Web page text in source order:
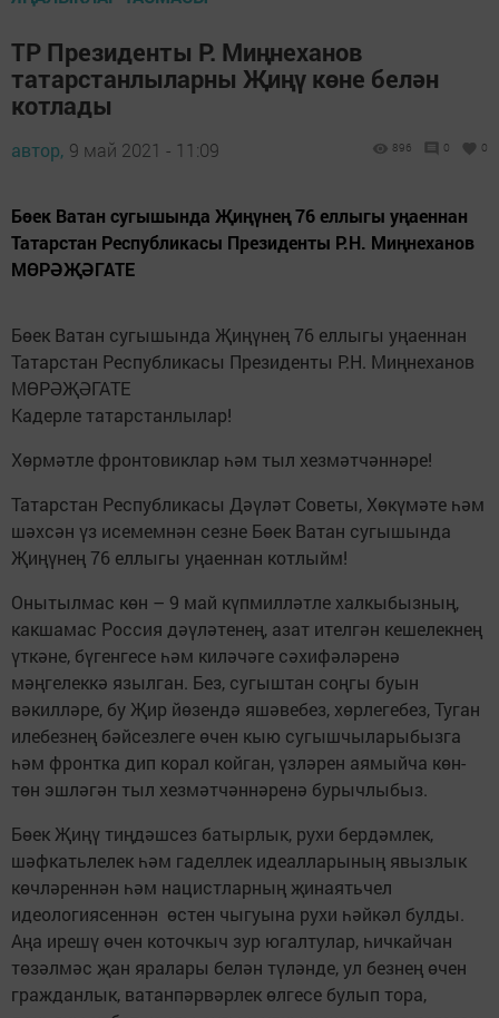
ТР Президенты Р. Миңнеханов
татарстанлыларны Җиңү көне белән
котлады
автор, 9 май 2021 - 11:09 896 0 0
Бөек Ватан сугышында Җиңүнең 76 еллыгы уңаеннан
Татарстан Республикасы Президенты Р.Н. Миңнеханов
МӨРӘҖӘГАТЕ
Бөек Ватан сугышында Җиңүнең 76 еллыгы уңаеннан
Татарстан Республикасы Президенты Р.Н. Миңнеханов
МӨРӘҖӘГАТЕ
Кадерле татарстанлылар!
Хөрмәтле фронтовиклар һәм тыл хезмәтчәннәре!
Татарстан Республикасы Дәүләт Советы, Хөкүмәте һәм
шәхсән үз исемемнән сезне Бөек Ватан сугышында
Җиңүнең 76 еллыгы уңаеннан котлыйм!
Онытылмас көн – 9 май күпмилләтле халкыбызның,
какшамас Россия дәүләтенең, азат ителгән кешелекнең
үткәне, бүгенгесе һәм киләчәге сәхифәләренә
мәңгелеккә язылган. Без, сугыштан соңгы буын
вәкилләре, бу Җир йөзендә яшәвебез, хөрлегебез, Туган
илебезнең бәйсезлеге өчен кыю сугышчыларыбызга
һәм фронтка дип корал койган, үзләрен аямыйча көн-
төн эшләгән тыл хезмәтчәннәренә бурычлыбыз.
Бөек Җиңү тиңдәшсез батырлык, рухи бердәмлек,
шәфкатьлелек һәм гаделлек идеалларының явызлык
көчләреннән һәм нацистларның җинаятьчел
идеологиясеннән өстен чыгуына рухи һәйкәл булды.
Аңа ирешү өчен коточкыч зур югалтулар, һичкайчан
төзәлмәс җан яралары белән түләнде, ул безнең өчен
гражданлык, ватанпәрвәрлек өлгесе булып тора,